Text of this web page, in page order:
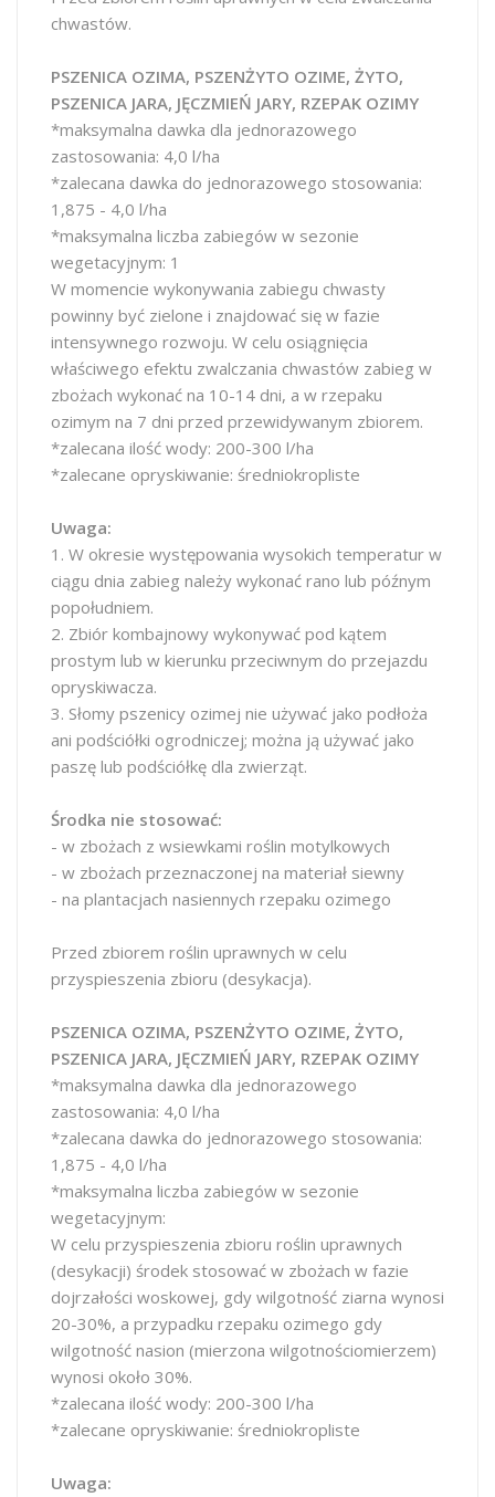
chwastów.
PSZENICA OZIMA, PSZENŻYTO OZIME, ŻYTO,
PSZENICA JARA, JĘCZMIEŃ JARY, RZEPAK OZIMY
*maksymalna dawka dla jednorazowego
zastosowania: 4,0 l/ha
*zalecana dawka do jednorazowego stosowania:
1,875 - 4,0 l/ha
*maksymalna liczba zabiegów w sezonie
wegetacyjnym: 1
W momencie wykonywania zabiegu chwasty
powinny być zielone i znajdować się w fazie
intensywnego rozwoju. W celu osiągnięcia
właściwego efektu zwalczania chwastów zabieg w
zbożach wykonać na 10-14 dni, a w rzepaku
ozimym na 7 dni przed przewidywanym zbiorem.
*zalecana ilość wody: 200-300 l/ha
*zalecane opryskiwanie: średniokropliste
Uwaga:
1. W okresie występowania wysokich temperatur w
ciągu dnia zabieg należy wykonać rano lub późnym
popołudniem.
2. Zbiór kombajnowy wykonywać pod kątem
prostym lub w kierunku przeciwnym do przejazdu
opryskiwacza.
3. Słomy pszenicy ozimej nie używać jako podłoża
ani podściółki ogrodniczej; można ją używać jako
paszę lub podściółkę dla zwierząt.
Środka nie stosować:
- w zbożach z wsiewkami roślin motylkowych
- w zbożach przeznaczonej na materiał siewny
- na plantacjach nasiennych rzepaku ozimego
Przed zbiorem roślin uprawnych w celu
przyspieszenia zbioru (desykacja).
PSZENICA OZIMA, PSZENŻYTO OZIME, ŻYTO,
PSZENICA JARA, JĘCZMIEŃ JARY, RZEPAK OZIMY
*maksymalna dawka dla jednorazowego
zastosowania: 4,0 l/ha
*zalecana dawka do jednorazowego stosowania:
1,875 - 4,0 l/ha
*maksymalna liczba zabiegów w sezonie
wegetacyjnym:
W celu przyspieszenia zbioru roślin uprawnych
(desykacji) środek stosować w zbożach w fazie
dojrzałości woskowej, gdy wilgotność ziarna wynosi
20-30%, a przypadku rzepaku ozimego gdy
wilgotność nasion (mierzona wilgotnościomierzem)
wynosi około 30%.
*zalecana ilość wody: 200-300 l/ha
*zalecane opryskiwanie: średniokropliste
Uwaga: